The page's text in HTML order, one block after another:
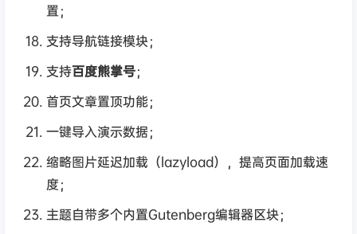
置；
支持导航链接模块；
支持百度熊掌号；
首页文章置顶功能；
一键导入演示数据；
缩略图片延迟加载（lazyload），提高页面加载速
度；
主题自带多个内置Gutenberg编辑器区块；